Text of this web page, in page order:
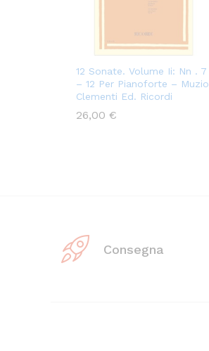
12 Sonate. Volume Ii: Nn . 7
– 12 Per Pianoforte – Muzio
Clementi Ed. Ricordi
26,00 €
Consegna